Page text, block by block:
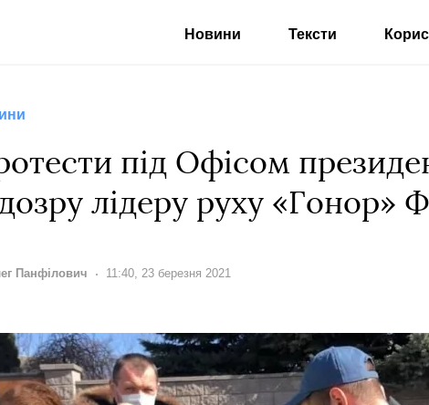
Новини Тексти
під Офісом
лідеру руху «Гонор»
Панфілович Дата:
11:40, 23 березня 2021